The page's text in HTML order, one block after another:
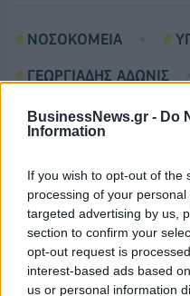
BusinessNews.gr - Do
Information
If you wish to opt-out of the
processing of your
targeted advertising by us,
section to confirm your
opt-out request is
interest-based ads based
us or personal information
ΝΟΣΟΚΟΜΕΙΑ
ΓΕΩΡΓΙΑΔΗΣ ΑΔΩΝΙΣ
ΕΝΙΑΙΑ ΨΗΦΙΑΚΗ